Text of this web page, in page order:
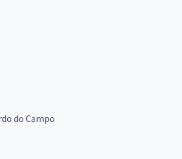
do Campo